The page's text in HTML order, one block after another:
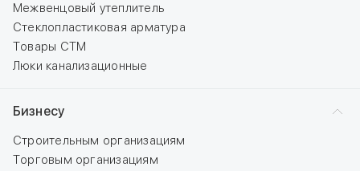
Межвенцовый утеплитель
Стеклопластиковая арматура
Товары СТМ
Люки канализационные
Бизнесу
Строительным организациям
Торговым организациям